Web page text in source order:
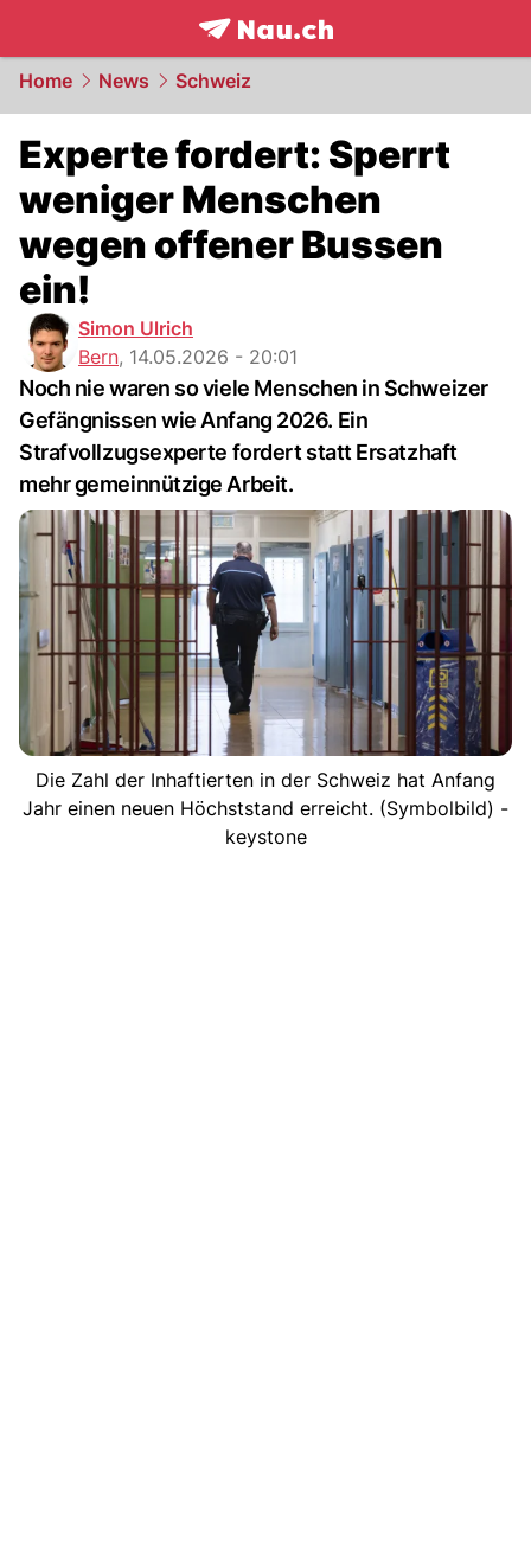
frontpage.NAU.ch
Home News Schweiz
Experte fordert: Sperrt
weniger Menschen
wegen offener Bussen
ein!
Simon Ulrich
Bern, 14.05.2026 - 20:01
Noch nie waren so viele Menschen in Schweizer
Gefängnissen wie Anfang 2026. Ein
Strafvollzugsexperte fordert statt Ersatzhaft
mehr gemeinnützige Arbeit.
Die Zahl der Inhaftierten in der Schweiz hat Anfang
Jahr einen neuen Höchststand erreicht. (Symbolbild) -
keystone